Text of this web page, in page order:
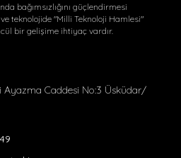
bağımsızlığını güçlendirmesi
teknolojide "Milli Teknoloji Hamlesi"
bir gelişime ihtiyaç vardır.
Ayazma Caddesi No:3 Üsküdar/